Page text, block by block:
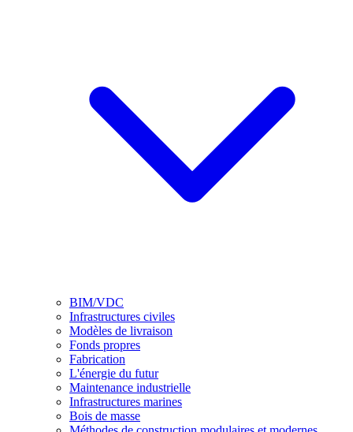
BIM/VDC
Infrastructures civiles
Modèles de livraison
Fonds propres
Fabrication
L'énergie du futur
Maintenance industrielle
Infrastructures marines
Bois de masse